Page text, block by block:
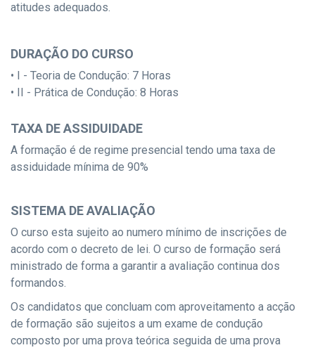
atitudes adequados.
DURAÇÃO DO CURSO
• I - Teoria de Condução: 7 Horas
• II - Prática de Condução: 8 Horas
TAXA DE ASSIDUIDADE
A formação é de regime presencial tendo uma taxa de
assiduidade mínima de 90%
SISTEMA DE AVALIAÇÃO
O curso esta sujeito ao numero mínimo de inscrições de
acordo com o decreto de lei. O curso de formação será
ministrado de forma a garantir a avaliação continua dos
formandos.
Os candidatos que concluam com aproveitamento a acção
de formação são sujeitos a um exame de condução
composto por uma prova teórica seguida de uma prova